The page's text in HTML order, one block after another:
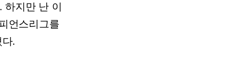
하지만 난 이
언스리그를
.